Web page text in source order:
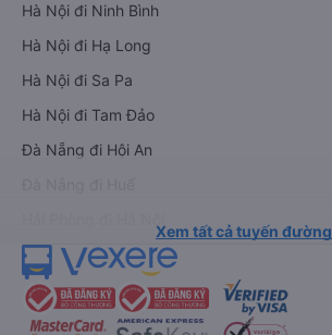
Hà Nội đi Ninh Bình
Hà Nội đi Hạ Long
Hà Nội đi Sa Pa
Hà Nội đi Tam Đảo
Đà Nẵng đi Hội An
Xem tất cả tuyến đường